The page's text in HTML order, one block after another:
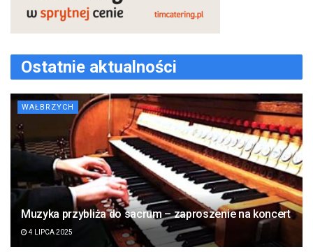
Ostatnie aktualności
WAŁBRZYCH
Muzyka przybliża do sacrum – zaproszenie na koncert
4 LIPCA 2025